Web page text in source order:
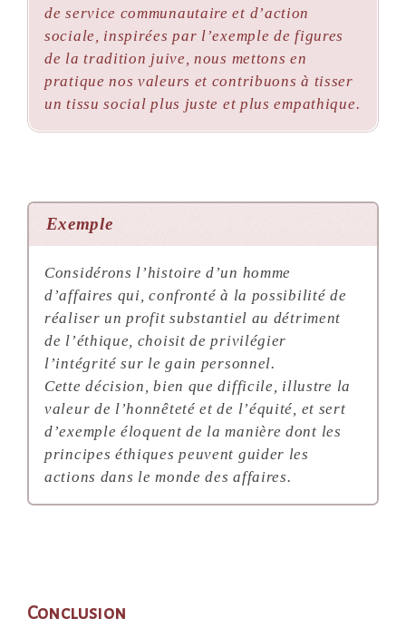
de service communautaire et d’action
sociale, inspirées par l’exemple de figures
de la tradition juive, nous mettons en
pratique nos valeurs et contribuons à tisser
un tissu social plus juste et plus empathique.
Exemple
Considérons l’histoire d’un homme
d’affaires qui, confronté à la possibilité de
réaliser un profit substantiel au détriment
de l’éthique, choisit de privilégier
l’intégrité sur le gain personnel.
Cette décision, bien que difficile, illustre la
valeur de l’honnêteté et de l’équité, et sert
d’exemple éloquent de la manière dont les
principes éthiques peuvent guider les
actions dans le monde des affaires.
Conclusion